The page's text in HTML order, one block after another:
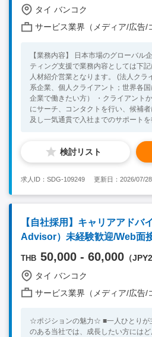
タイ バンコク
サービス業界（メディア/広告/コンサルタント
【業務内容】 日本市場のグローバル
ティング支援で業務内容としては下記になりま
人材紹介営業となります。 (法人クラ
系企業、個人クライアント；世界各
企業で働きたい方） ・クライアントからの依頼に基づき戦略的
にサーチ、コンタクトを行い、候補
及し一気通貫で入社までのサポートを行う ・顧客や候補
イン：日本人 【求めている人物像】 高い目標達成意欲のある方
【必須条件】 下記2つのいずれかは
接客、営業経験が5年以上 ※合算年数で
語学：不問 ※社内システムや契約書
の成長に価値を感じられる方 ・チー
好きな方 【歓迎条件】 ・高い目標
検討リスト
求人ID：SDG-109249 更新日：2026/07/28
【自社採用】キャリアアドバ
Advisor）未経験歓迎/Web面
THB 50,000 - 60,000 （
タイ バンコク
サービス業界（メディア/広告/コンサルタント
☆ポジションの魅力☆ ■一人ひとりが
のある当社では、成長したい方には